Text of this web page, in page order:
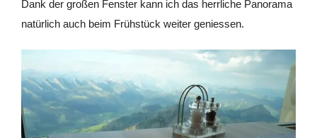
Dank der großen Fenster kann ich das herrliche Panorama
natürlich auch beim Frühstück weiter geniessen.